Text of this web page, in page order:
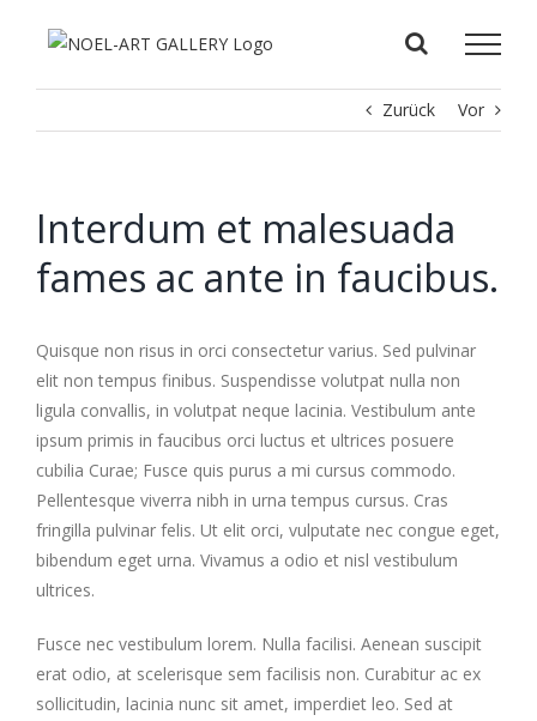
Zurück
Vor
Interdum et malesuada
fames ac ante in faucibus.
Quisque non risus in orci consectetur varius. Sed pulvinar
elit non tempus finibus. Suspendisse volutpat nulla non
ligula convallis, in volutpat neque lacinia. Vestibulum ante
ipsum primis in faucibus orci luctus et ultrices posuere
cubilia Curae; Fusce quis purus a mi cursus commodo.
Pellentesque viverra nibh in urna tempus cursus. Cras
fringilla pulvinar felis. Ut elit orci, vulputate nec congue eget,
bibendum eget urna. Vivamus a odio et nisl vestibulum
ultrices.
Fusce nec vestibulum lorem. Nulla facilisi. Aenean suscipit
erat odio, at scelerisque sem facilisis non. Curabitur ac ex
sollicitudin, lacinia nunc sit amet, imperdiet leo. Sed at